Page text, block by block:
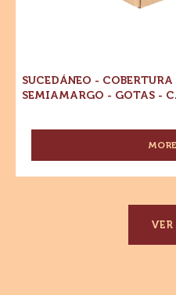
SUCEDÁNEO -
SEMIAMARGO - GOTAS -
-
VER